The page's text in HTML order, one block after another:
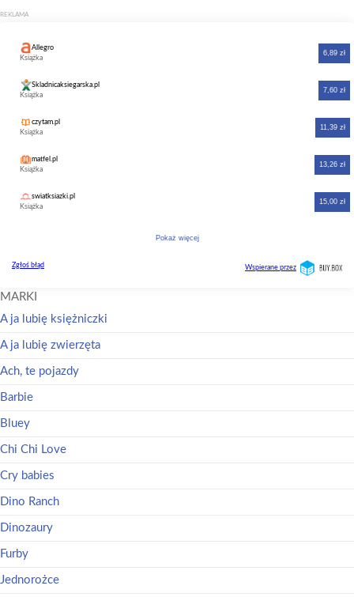
MARKI
A ja lubię księżniczki
A ja lubię zwierzęta
Ach, te pojazdy
Barbie
Bluey
Chi Chi Love
Cry babies
Dino Ranch
Dinozaury
Furby
Jednorożce